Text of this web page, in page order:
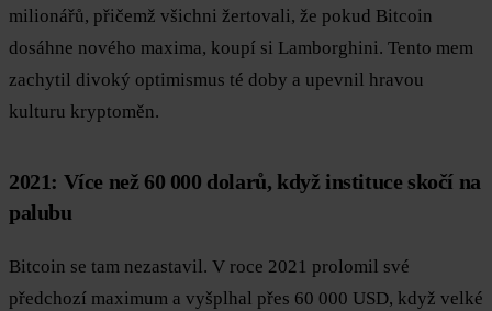
milionářů, přičemž všichni žertovali, že pokud Bitcoin
dosáhne nového maxima, koupí si Lamborghini. Tento mem
zachytil divoký optimismus té doby a upevnil hravou
kulturu kryptoměn.
2021: Více než 60 000 dolarů, když instituce skočí na
palubu
Bitcoin se tam nezastavil. V roce 2021 prolomil své
předchozí maximum a vyšplhal přes 60 000 USD, když velké